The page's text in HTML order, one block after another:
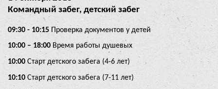
Командный забег, детский забег
09:30 - 10:15 Проверка документов у детей
10:00 – 18:00 Время работы душевых
10:00 Старт детского забега (4-6 лет)
10:10 Старт детского забега (7-11 лет)